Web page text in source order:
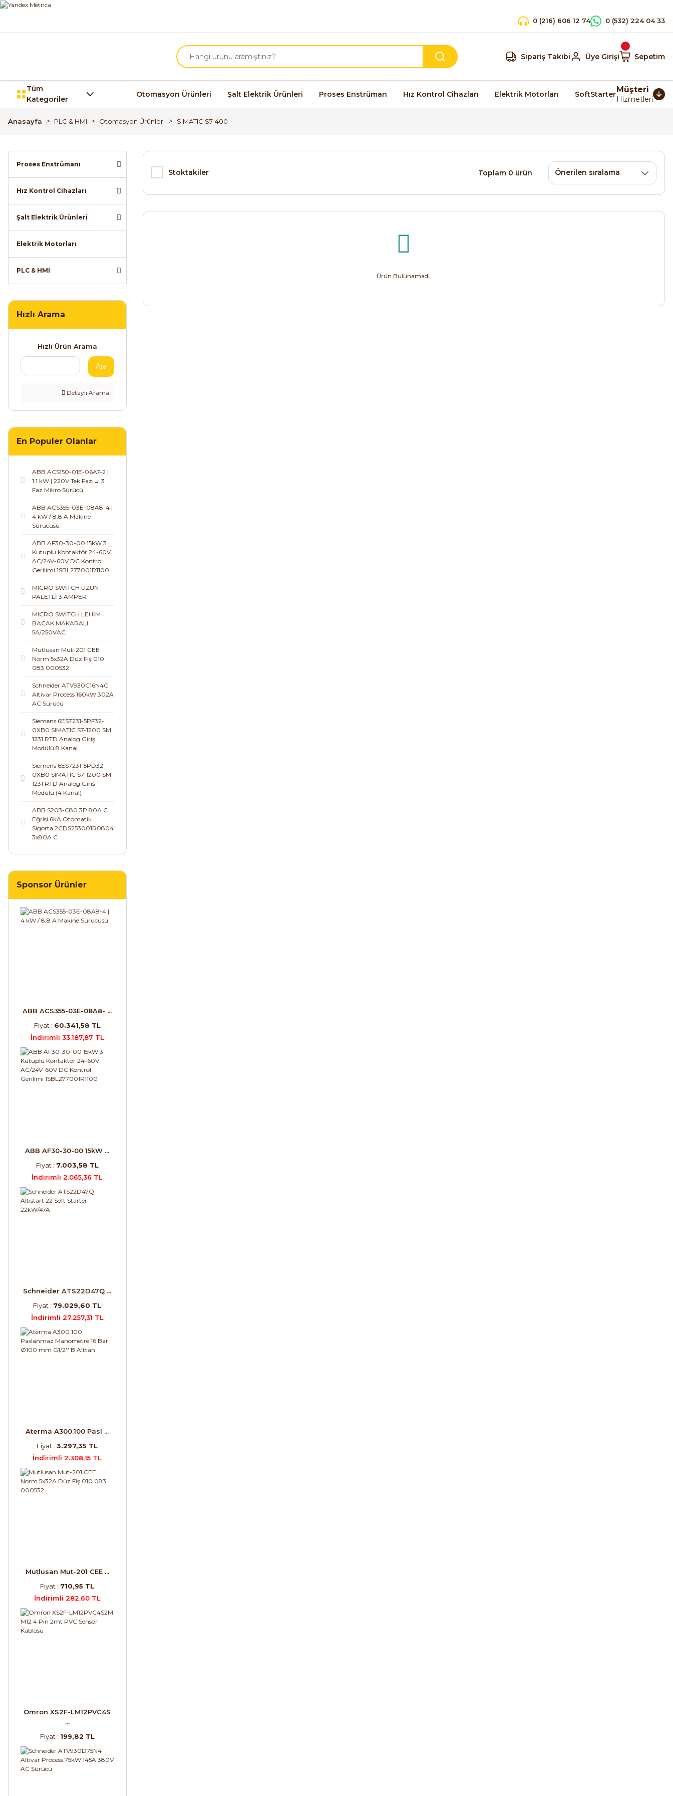
0 (216) 606 12 74 0 (532) 224 04 33
Sipariş Takibi Üye Girişi Sepetim
Tüm
Kategoriler
Otomasyon Ürünleri Şalt Elektrik Ürünleri Proses Enstrüman Hız Kontrol Cihazları Elektrik Motorları SoftStarterMüşteri
Hizmetleri
Anasayfa PLC & HMI Otomasyon Ürünleri SIMATIC S7-400
Proses Enstrümanı
Hız Kontrol Cihazları
Şalt Elektrik Ürünleri
Elektrik Motorları
PLC & HMI
Hızlı Arama
Hızlı Ürün Arama
Ara
Detaylı Arama
En Populer Olanlar
ABB ACS150-01E-06A7-2 |
1.1 kW | 220V Tek Faz → 3
Faz Mikro Sürücü
ABB ACS355-03E-08A8-4 |
4 kW / 8,8 A Makine
Sürücüsü
ABB AF30-30-00 15kW 3
Kutuplu Kontaktör 24-60V
AC/24V-60V DC Kontrol
Gerilimi 1SBL277001R1100
MICRO SWİTCH UZUN
PALETLİ 3 AMPER
MICRO SWİTCH LEHİM
BACAK MAKARALI
5A/250VAC
Mutlusan Mut-201 CEE
Norm 5x32A Düz Fiş 010
083 000532
Schneider ATV930C16N4C
Altivar Process 160kW 302A
AC Sürücü
Siemens 6ES7231-5PF32-
0XB0 SIMATIC S7-1200 SM
1231 RTD Analog Giriş
Modülü 8 Kanal
Siemens 6ES7231-5PD32-
0XB0 SIMATIC S7-1200 SM
1231 RTD Analog Giriş
Modülü (4 Kanal)
ABB S203-C80 3P 80A C
Eğrisi 6kA Otomatik
Sigorta 2CDS253001R0804
3x80A C
Sponsor Ürünler
ABB ACS355-03E-08A8- ...
Fiyat : 60.341,58 TL
İndirimli 33.187,87 TL
ABB AF30-30-00 15kW ...
Fiyat : 7.003,58 TL
İndirimli 2.065,36 TL
Schneider ATS22D47Q ...
Fiyat : 79.029,60 TL
İndirimli 27.257,31 TL
Aterma A300.100 Pasl ...
Fiyat :3.297,35 TL
İndirimli 2.308,15 TL
Mutlusan Mut-201 CEE ...
Fiyat : 710,95 TL
İndirimli 282,60 TL
Omron XS2F-LM12PVC4S
...
Fiyat : 199,82 TL
Stoktakiler Toplam 0 ürün
Ürün Bulunamadı.